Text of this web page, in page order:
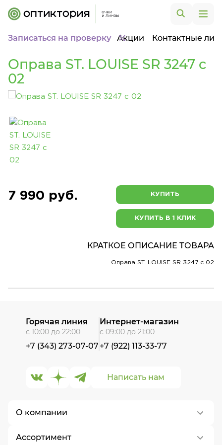
Записаться на проверку Акции Контактные
Оправа ST. LOUISE SR 3247 c
02
7 990 руб. КУПИТЬ
КУПИТЬ В 1 КЛИК
КРАТКОЕ ОПИСАНИЕ ТОВАРА
Оправа ST. LOUISE SR 3247 c 02
О компании
О нас
Ассортимент
Написать нам
Горячая линия
с 10:00 до 22:00
+7 (343) 273-07-07
Интернет-магазин
с 09:00 до 21:00
+7 (922) 113-33-77